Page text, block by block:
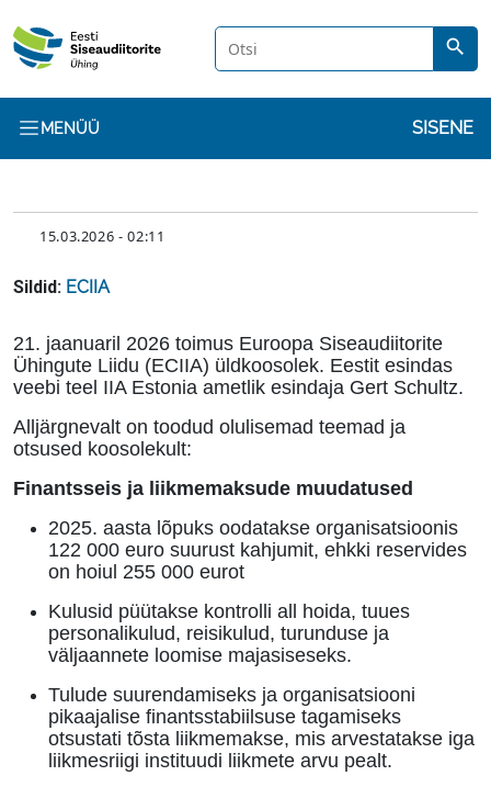
search
MENÜÜ SISENE
KUUPÄEV
15.03.2026 - 02:11
Sildid: ECIIA
Sisu
21. jaanuaril 2026 toimus Euroopa Siseaudiitorite
Ühingute Liidu (ECIIA) üldkoosolek. Eestit esindas
veebi teel IIA Estonia ametlik esindaja Gert Schultz.
Alljärgnevalt on toodud olulisemad teemad ja
otsused koosolekult:
Finantsseis ja liikmemaksude muudatused
2025. aasta lõpuks oodatakse organisatsioonis
122 000 euro suurust kahjumit, ehkki reservides
on hoiul 255 000 eurot
Kulusid püütakse kontrolli all hoida, tuues
personalikulud, reisikulud, turunduse ja
väljaannete loomise majasiseseks.
Tulude suurendamiseks ja organisatsiooni
pikaajalise finantsstabiilsuse tagamiseks
otsustati tõsta liikmemakse, mis arvestatakse iga
liikmesriigi instituudi liikmete arvu pealt.